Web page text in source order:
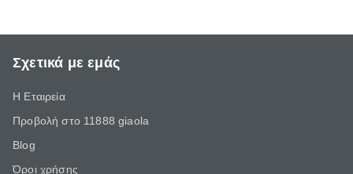
Σχετικά με εμάς
Η Εταιρεία
Προβολή στο 11888 giaola
Blog
Όροι χρήσης